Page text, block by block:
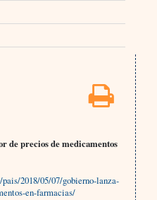
de precios de medicamentos
2018/05/07/gobierno-lanza-
en-farmacias/